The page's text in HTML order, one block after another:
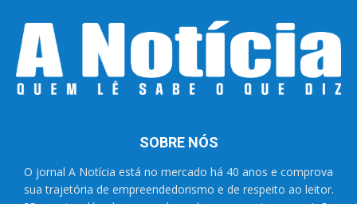
SOBRE NÓS
O jornal A Notícia está no mercado há 40 anos e comprova
sua trajetória de empreendedorismo e de respeito ao leitor.